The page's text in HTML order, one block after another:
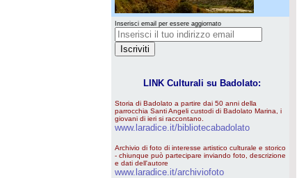
Inserisci email per essere aggiornato
LINK Culturali su Badolato:
Storia di Badolato a partire dai 50 anni della
parrocchia Santi Angeli custodi di Badolato Marina, i
giovani di ieri si raccontano.
www.laradice.it/bibliotecabadolato
Archivio di foto di interesse artistico culturale e storico
- chiunque può partecipare inviando foto, descrizione
e dati dell'autore
www.laradice.it/archiviofoto